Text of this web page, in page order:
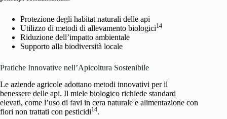
Protezione degli habitat naturali delle api
Utilizzo di metodi di allevamento biologici14
Riduzione dell’impatto ambientale
Supporto alla biodiversità locale
Pratiche Innovative nell’Apicoltura Sostenibile
Le aziende agricole adottano metodi innovativi per il
benessere delle api. Il miele biologico richiede standard
elevati, come l’uso di favi in cera naturale e alimentazione con
fiori non trattati con pesticidi14.